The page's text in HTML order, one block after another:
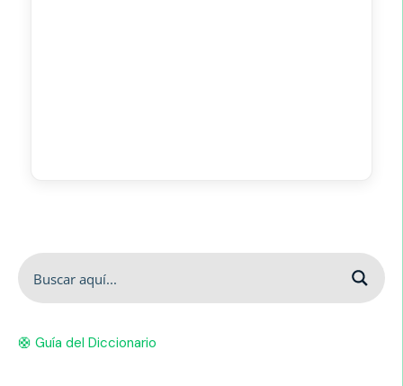
🛟 Guía del Diccionario